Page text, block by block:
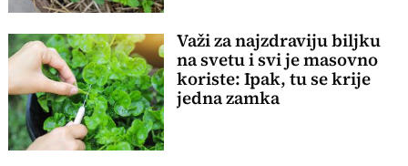
Važi za najzdraviju biljku
na svetu i svi je masovno
koriste: Ipak, tu se krije
jedna zamka